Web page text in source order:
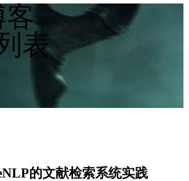
客
表
的文献检索系统实践